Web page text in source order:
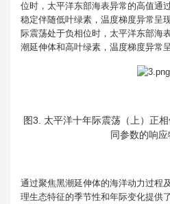
位时，太平洋东部海表异常的高值通
稳定伴随低叶绿素，温度梯度异常呈
际震荡处于负相位时，太平洋东部海
潮延伸体和高叶绿素，温度梯度异常
图3. 太平洋十年际震荡（上）正
同参数的响应
通过聚焦黑潮延伸体的海洋动力过程
理生态特征的季节性和年际变化提供